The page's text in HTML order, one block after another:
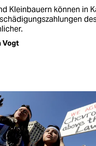
Kleinbauern können in
Vogt